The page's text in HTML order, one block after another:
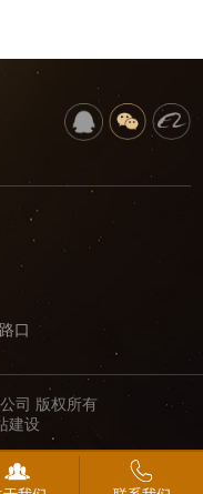
口
司 版权所有
建设